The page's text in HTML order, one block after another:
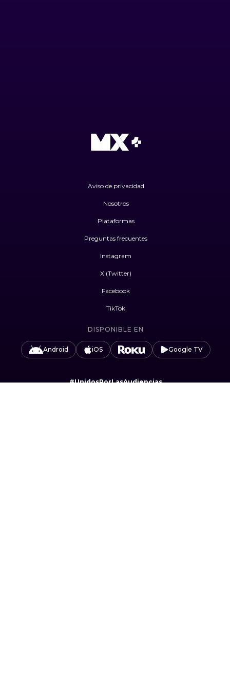
Aviso de privacidad
Nosotros
Plataformas
Preguntas frecuentes
Instagram
X (Twitter)
Facebook
TikTok
DISPONIBLE EN
Android iOS Google TV
#UnidosPorLasAudiencias